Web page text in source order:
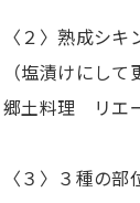
〈２〉熟成シ
（塩漬けにし
郷土料理 リエ
〈３〉３種の